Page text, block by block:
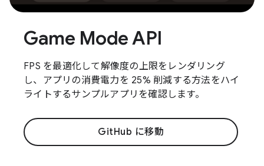
Game Mode API
FPS を最適化して解像度の上限をレンダリング
し、アプリの消費電力を 25% 削減する方法をハイ
ライトするサンプルアプリを確認します。
GitHub に移動